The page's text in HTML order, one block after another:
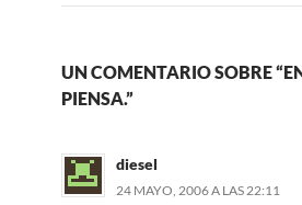
UN COMENTARIO SOBRE
PIENSA.”
diesel
24 MAYO, 2006 A LAS 22:11